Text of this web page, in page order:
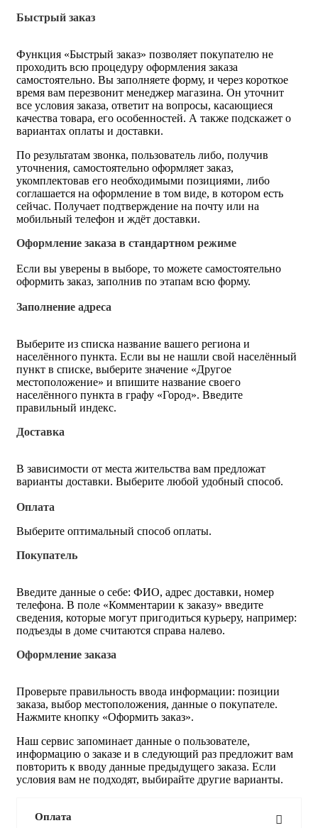
Быстрый заказ
Функция «Быстрый заказ» позволяет покупателю не
проходить всю процедуру оформления заказа
самостоятельно. Вы заполняете форму, и через короткое
время вам перезвонит менеджер магазина. Он уточнит
все условия заказа, ответит на вопросы, касающиеся
качества товара, его особенностей. А также подскажет о
вариантах оплаты и доставки.
По результатам звонка, пользователь либо, получив
уточнения, самостоятельно оформляет заказ,
укомплектовав его необходимыми позициями, либо
соглашается на оформление в том виде, в котором есть
сейчас. Получает подтверждение на почту или на
мобильный телефон и ждёт доставки.
Оформление заказа в стандартном режиме
Если вы уверены в выборе, то можете самостоятельно
оформить заказ, заполнив по этапам всю форму.
Заполнение адреса
Выберите из списка название вашего региона и
населённого пункта. Если вы не нашли свой населённый
пункт в списке, выберите значение «Другое
местоположение» и впишите название своего
населённого пункта в графу «Город». Введите
правильный индекс.
Доставка
В зависимости от места жительства вам предложат
варианты доставки. Выберите любой удобный способ.
Оплата
Выберите оптимальный способ оплаты.
Покупатель
Введите данные о себе: ФИО, адрес доставки, номер
телефона. В поле «Комментарии к заказу» введите
сведения, которые могут пригодиться курьеру, например:
подъезды в доме считаются справа налево.
Оформление заказа
Проверьте правильность ввода информации: позиции
заказа, выбор местоположения, данные о покупателе.
Нажмите кнопку «Оформить заказ».
Наш сервис запоминает данные о пользователе,
информацию о заказе и в следующий раз предложит вам
повторить к вводу данные предыдущего заказа. Если
условия вам не подходят, выбирайте другие варианты.
Оплата